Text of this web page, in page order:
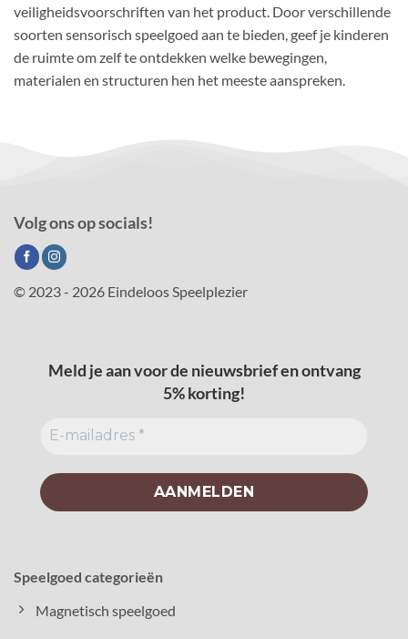
veiligheidsvoorschriften van het product. Door verschillende
soorten sensorisch speelgoed aan te bieden, geef je kinderen
de ruimte om zelf te ontdekken welke bewegingen,
materialen en structuren hen het meeste aanspreken.
Volg ons op socials!
© 2023 - 2026 Eindeloos Speelplezier
Meld je aan voor de nieuwsbrief en ontvang
5% korting!
Speelgoed categorieën
Magnetisch speelgoed